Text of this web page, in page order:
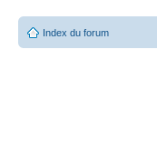
Index du forum